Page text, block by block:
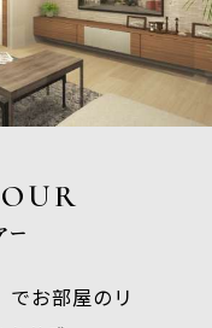
ー
でお部屋のリ